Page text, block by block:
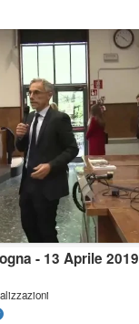
- 13 Aprile 2019